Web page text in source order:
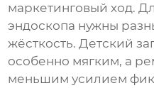
маркетинговый ход.
эндоскопа нужны
жёсткость. Детский
особенно мягким, а
меньшим усилием